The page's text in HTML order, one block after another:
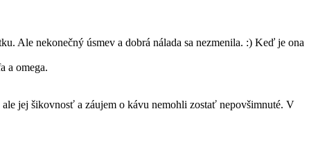
Ale nekonečný úsmev a dobrá nálada sa nezmenila. :) Keď je ona
a omega.
jej šikovnosť a záujem o kávu nemohli zostať nepovšimnuté. V